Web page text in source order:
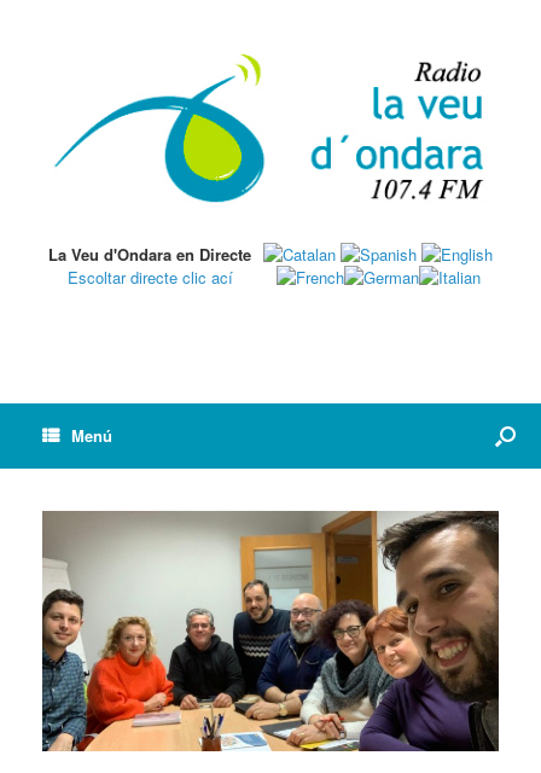
La Veu d'Ondara en Directe
Escoltar directe clic ací
Menú